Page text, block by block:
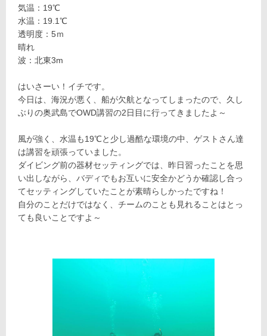
気温：19℃
水温：19.1℃
透明度：5ｍ
晴れ
波：北東3m
はいさーい！イチです。
今日は、海況が悪く、船が欠航となってしまったので、久し
ぶりの奥武島でOWD講習の2日目に行ってきましたよ～
風が強く、水温も19℃と少し過酷な環境の中、ゲストさん達
は講習を頑張っていました。
ダイビング前の器材セッティングでは、昨日習ったことを思
い出しながら、バディでもお互いに安全かどうか確認し合っ
てセッティングしていたことが素晴らしかったですね！
自分のことだけではなく、チームのことも見れることはとっ
ても良いことですよ～